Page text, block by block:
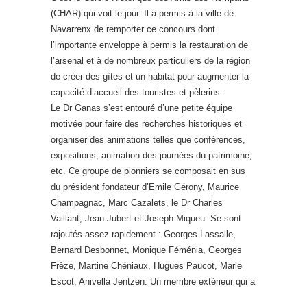
(CHAR) qui voit le jour. Il a permis à la ville de
Navarrenx de remporter ce concours dont
l’importante enveloppe à permis la restauration de
l’arsenal et à de nombreux particuliers de la région
de créer des gîtes et un habitat pour augmenter la
capacité d’accueil des touristes et pèlerins.
Le Dr Ganas s’est entouré d’une petite équipe
motivée pour faire des recherches historiques et
organiser des animations telles que conférences,
expositions, animation des journées du patrimoine,
etc. Ce groupe de pionniers se composait en sus
du président fondateur d’Emile Gérony, Maurice
Champagnac, Marc Cazalets, le Dr Charles
Vaillant, Jean Jubert et Joseph Miqueu. Se sont
rajoutés assez rapidement : Georges Lassalle,
Bernard Desbonnet, Monique Féménia, Georges
Frèze, Martine Chéniaux, Hugues Paucot, Marie
Escot, Anivella Jentzen. Un membre extérieur qui a